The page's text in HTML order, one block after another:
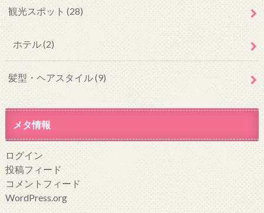
観光スポット (28)
ホテル(2)
髪型・ヘアスタイル(9)
メタ情報
ログイン
投稿フィード
コメントフィード
WordPress.org